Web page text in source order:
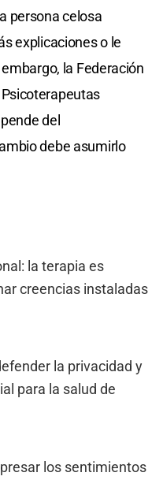
persona celosa
explicaciones o le
la Federación
del
debe asumirlo
la terapia es
creencias instaladas
la privacidad y
para la salud de
los sentimientos